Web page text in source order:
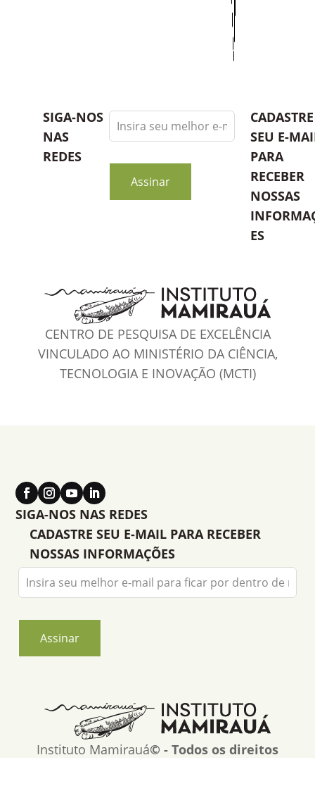
SIGA-NOS
NAS
REDES
Leave
this
blank
Assinar
CADASTRE
SEU E-
PARA
RECEBER
NOSSAS
ES
CENTRO DE PESQUISA DE EXCELÊNCIA
VINCULADO AO MINISTÉRIO DA CIÊNCIA,
TECNOLOGIA E INOVAÇÃO (MCTI)
SIGA-NOS NAS REDES
CADASTRE SEU E-MAIL PARA RECEBER
NOSSAS INFORMAÇÕES
Leave
this
blank
Assinar
Instituto Mamirauá© - Todos os direitos